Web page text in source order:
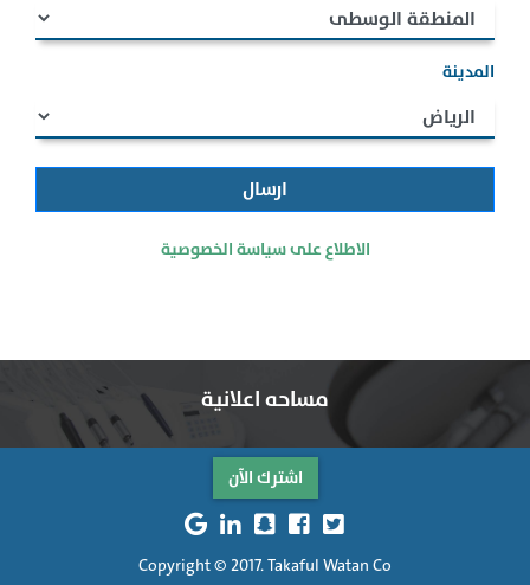
المدينة
الاطلاع على سياسة الخصوصية
مساحه اعلانية
اشترك الآن
Copyright © 2017. Takaful Watan Co